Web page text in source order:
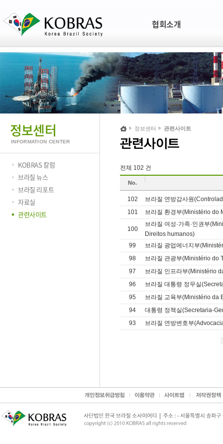
협회소개
정보센터
INFORMATION CENTER
KOBRAS 칼럼
브라질 뉴스
브라질 리포트
자료실
관련사이트
정보센터 관련사이트
전체 102 건
No.
102
브라질 연방감사원
101
브라질 환경부(Ministério do
100
브라질 여성·가족·인권부
Direitos humanos)
99
브라질 광업에너지부
98
브라질 관광부(Ministério do
97
브라질 인프라부(Ministério
96
브라질 대통령 정무실
95
브라질 교육부(Ministério da
94
대통령 정책실(Secretaria-
93
브라질 연방변호부